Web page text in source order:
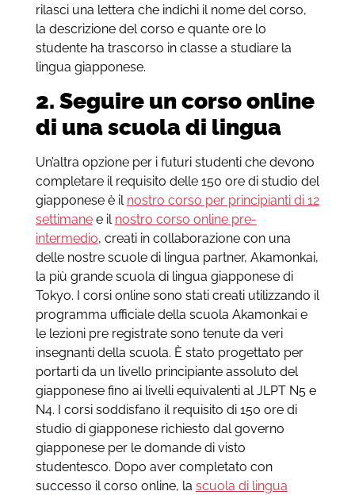
rilasci una lettera che indichi il nome del corso,
la descrizione del corso e quante ore lo
studente ha trascorso in classe a studiare la
lingua giapponese.
2. Seguire un corso online
di una scuola di lingua
Un’altra opzione per i futuri studenti che devono
completare il requisito delle 150 ore di studio del
giapponese è il nostro corso per principianti di 12
settimanee il nostro corso online pre-
intermedio, creati in collaborazione con una
delle nostre scuole di lingua partner, Akamonkai,
la più grande scuola di lingua giapponese di
Tokyo. I corsi online sono stati creati utilizzando il
programma ufficiale della scuola Akamonkai e
le lezioni pre registrate sono tenute da veri
insegnanti della scuola. È stato progettato per
portarti da un livello principiante assoluto del
giapponese fino ai livelli equivalenti al JLPT N5 e
N4. I corsi soddisfano il requisito di 150 ore di
studio di giapponese richiesto dal governo
giapponese per le domande di visto
studentesco. Dopo aver completato con
successo il corso online, la scuola di lingua